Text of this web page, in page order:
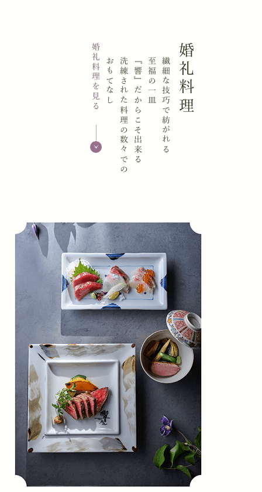
婚礼料理
繊細な技巧で紡がれる
至福の一皿
『響』だからこそ出来る
洗練された料理の数々での
おもてなし
婚礼料理を見る